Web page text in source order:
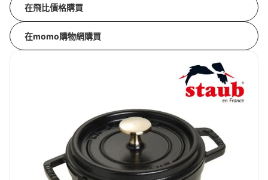
在飛比價格購買
在momo購物網購買